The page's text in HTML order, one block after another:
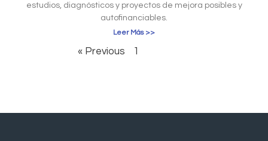
estudios, diagnósticos y proyectos de mejora posibles y
autofinanciables.
Leer Más >>
« Previous 1